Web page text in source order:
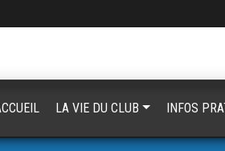
LA VIE DU CLUB INFOS